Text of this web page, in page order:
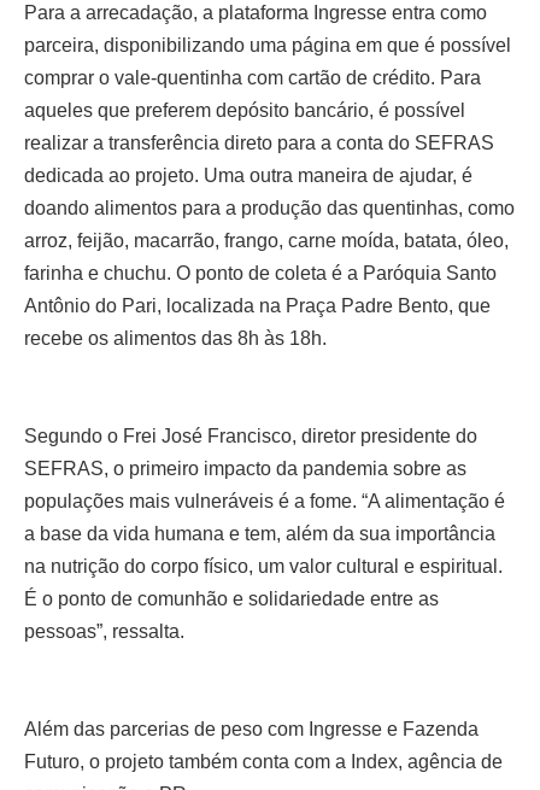
Para a arrecadação, a plataforma Ingresse entra como
parceira, disponibilizando uma página em que é possível
comprar o vale-quentinha com cartão de crédito. Para
aqueles que preferem depósito bancário, é possível
realizar a transferência direto para a conta do SEFRAS
dedicada ao projeto. Uma outra maneira de ajudar, é
doando alimentos para a produção das quentinhas, como
arroz, feijão, macarrão, frango, carne moída, batata, óleo,
farinha e chuchu. O ponto de coleta é a Paróquia Santo
Antônio do Pari, localizada na Praça Padre Bento, que
recebe os alimentos das 8h às 18h.
Segundo o Frei José Francisco, diretor presidente do
SEFRAS, o primeiro impacto da pandemia sobre as
populações mais vulneráveis é a fome. “A alimentação é
a base da vida humana e tem, além da sua importância
na nutrição do corpo físico, um valor cultural e espiritual.
É o ponto de comunhão e solidariedade entre as
pessoas”, ressalta.
Além das parcerias de peso com Ingresse e Fazenda
Futuro, o projeto também conta com a Index, agência de